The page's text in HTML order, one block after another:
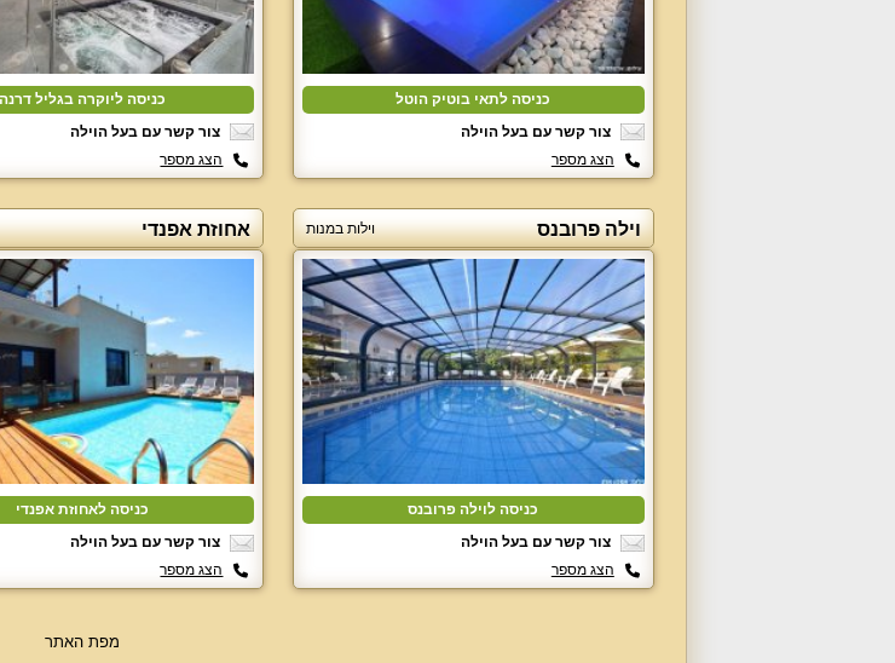
כניסה לתאי בוטיק הוטל
צור קשר עם בעל הוילה
הצג מספר
כניסה ליוקרה בגליל דרנה
צור קשר עם בעל הוילה
הצג מספר
וילה פרובנס וילות במנות
כניסה לוילה פרובנס
צור קשר עם בעל הוילה
הצג מספר
אחוזת אפנדי
כניסה לאחוזת אפנדי
צור קשר עם בעל הוילה
הצג מספר
מפת האתר